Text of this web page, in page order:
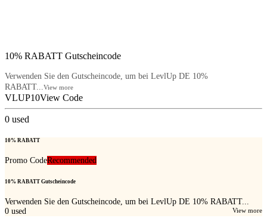
10% RABATT Gutscheincode
Verwenden Sie den Gutscheincode, um bei LevlUp DE 10%
RABATT...View more
VLUP10View Code
0 used
10% RABATT
Promo CodeRecommended
10% RABATT Gutscheincode
Verwenden Sie den Gutscheincode, um bei LevlUp DE 10% RABATT...
View more
0 used